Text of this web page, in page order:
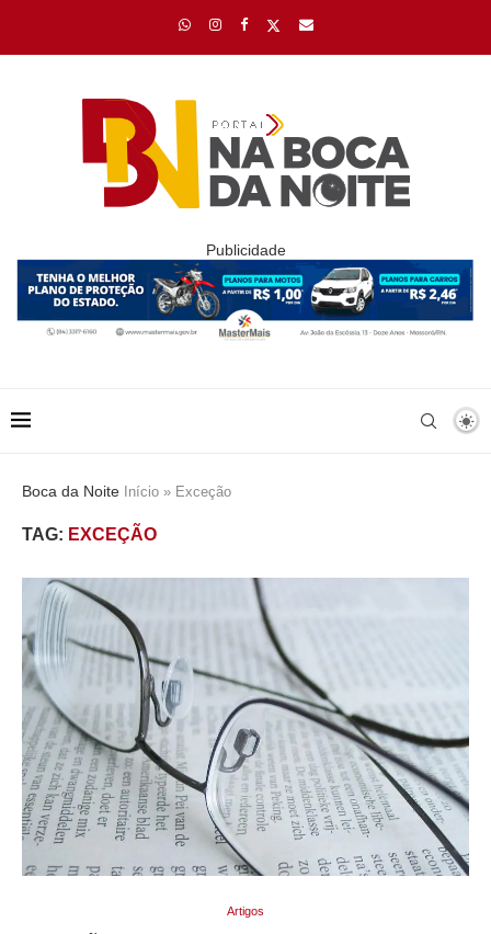
Publicidade
Boca da Noite Início » Exceção
TAG: EXCEÇÃO
Artigos